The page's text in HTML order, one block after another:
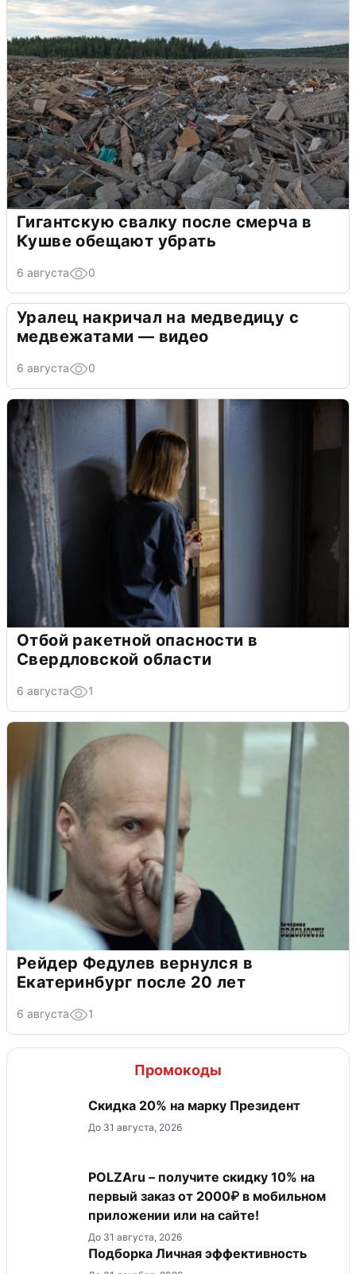
Гигантскую свалку после смерча в
Кушве обещают убрать
6 августа 0
Уралец накричал на медведицу с
медвежатами — видео
6 августа 0
Отбой ракетной опасности в
Свердловской области
6 августа 1
Рейдер Федулев вернулся в
Екатеринбург после 20 лет
6 августа 1
Промокоды
Скидка 20% на марку Президент
До 31 августа, 2026
POLZAru – получите скидку 10% на
первый заказ от 2000₽ в мобильном
приложении или на сайте!
До 31 августа, 2026
Подборка Личная эффективность